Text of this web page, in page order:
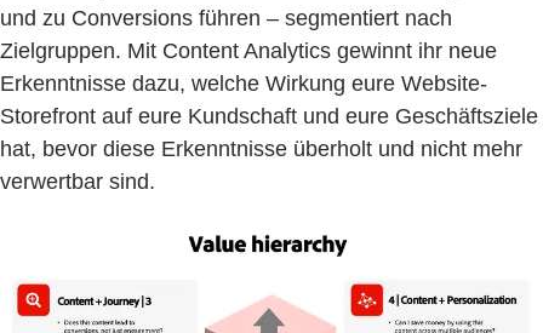
und zu Conversions führen – segmentiert nach
Zielgruppen. Mit Content Analytics gewinnt ihr neue
Erkenntnisse dazu, welche Wirkung eure Website-
Storefront auf eure Kundschaft und eure Geschäftsziele
hat, bevor diese Erkenntnisse überholt und nicht mehr
verwertbar sind.